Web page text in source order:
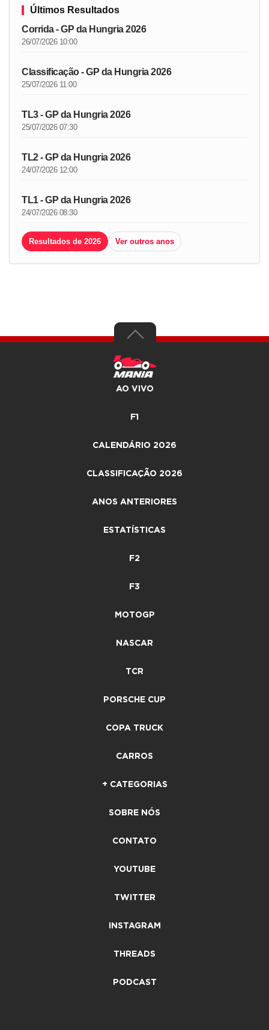
Últimos Resultados
Corrida - GP da Hungria 2026
26/07/2026 10:00
Classificação - GP da Hungria 2026
25/07/2026 11:00
TL3 - GP da Hungria 2026
25/07/2026 07:30
TL2 - GP da Hungria 2026
24/07/2026 12:00
TL1 - GP da Hungria 2026
24/07/2026 08:30
Resultados de 2026 Ver outros anos
AO VIVO
F1
CALENDÁRIO 2026
CLASSIFICAÇÃO 2026
ANOS ANTERIORES
ESTATÍSTICAS
F2
F3
MOTOGP
NASCAR
TCR
PORSCHE CUP
COPA TRUCK
CARROS
+ CATEGORIAS
SOBRE NÓS
CONTATO
YOUTUBE
TWITTER
INSTAGRAM
THREADS
PODCAST